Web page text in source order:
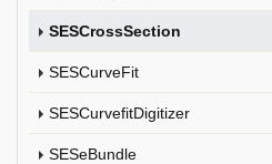
SESCrossSection
SESCurveFit
SESCurvefitDigitizer
SESeBundle